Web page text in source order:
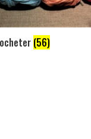
(56)